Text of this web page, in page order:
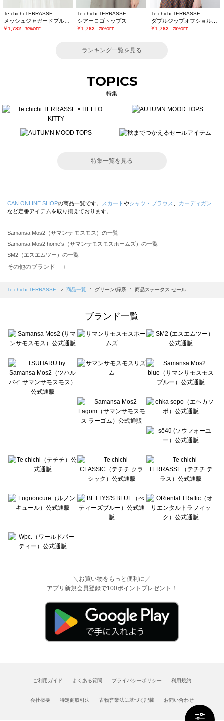
Te chichi TERRASSE
￥1,782 -70%OFF-
Te chichi TERRASSE
シアーロゴトップス
￥1,782 -70%OFF-
Te chichi TERRASSE
ダブルジップオフショルカットトップス
￥1,782 -70%OFF-
ランキング一覧を見る
TOPICS
特集
特集一覧を見る
CAN ONLINE SHOPの商品一覧です。 スカート やシャツ・ブラウス
カーディガン
など定番アイテムを取り揃えております。
Samansa Mos2（サマンサ モスモス）の一覧
Samansa Mos2 home's（サマンサモスモスホームズ）の一覧
SM2（エスエムツー）の一覧
TSUHARU by Samansa Mos2（ツハルバイサマンサモスモス）の一覧
Samansa Mos2 blue（サマンサモスモス ブルー）の一覧
Te chichi（テチチ）の一覧
Te chichi CLASSIC（テチチ クラシック）の一覧
Lugnoncure（ルノンキュール）の一覧
BETTY'S BLUE（べティーズブルー）の一覧
Wpc.（ワールドパーティー）の一覧
その他のブランド ＋
Te chichi TERRASSE 商品一覧 グリーン/緑系 商品ステータス:セール
ブランド一覧
＼お買い物をもっと便利に／
アプリ新規会員登録で100ポイントプレゼント！
ご利用ガイド よくある質問 プライバシーポリシー 利用規約
会社概要 特定商取引法 古物営業法に基づく記載 お問い合わせ